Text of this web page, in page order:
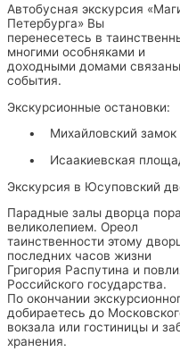
Автобусная экскурсия
Петербурга» Вы
перенесетесь в
многими особняками и
доходными домами
события.
Экскурсионные остановки:
•
Михайловский замок
•
Исаакиевская
Экскурсия в Юсуповский
Парадные залы дворца
великолепием. Ореол
таинственности этому
последних часов жизни
Григория Распутина и
Российского государства.
По окончании
добираетесь до
вокзала или гостиницы и
хранения.